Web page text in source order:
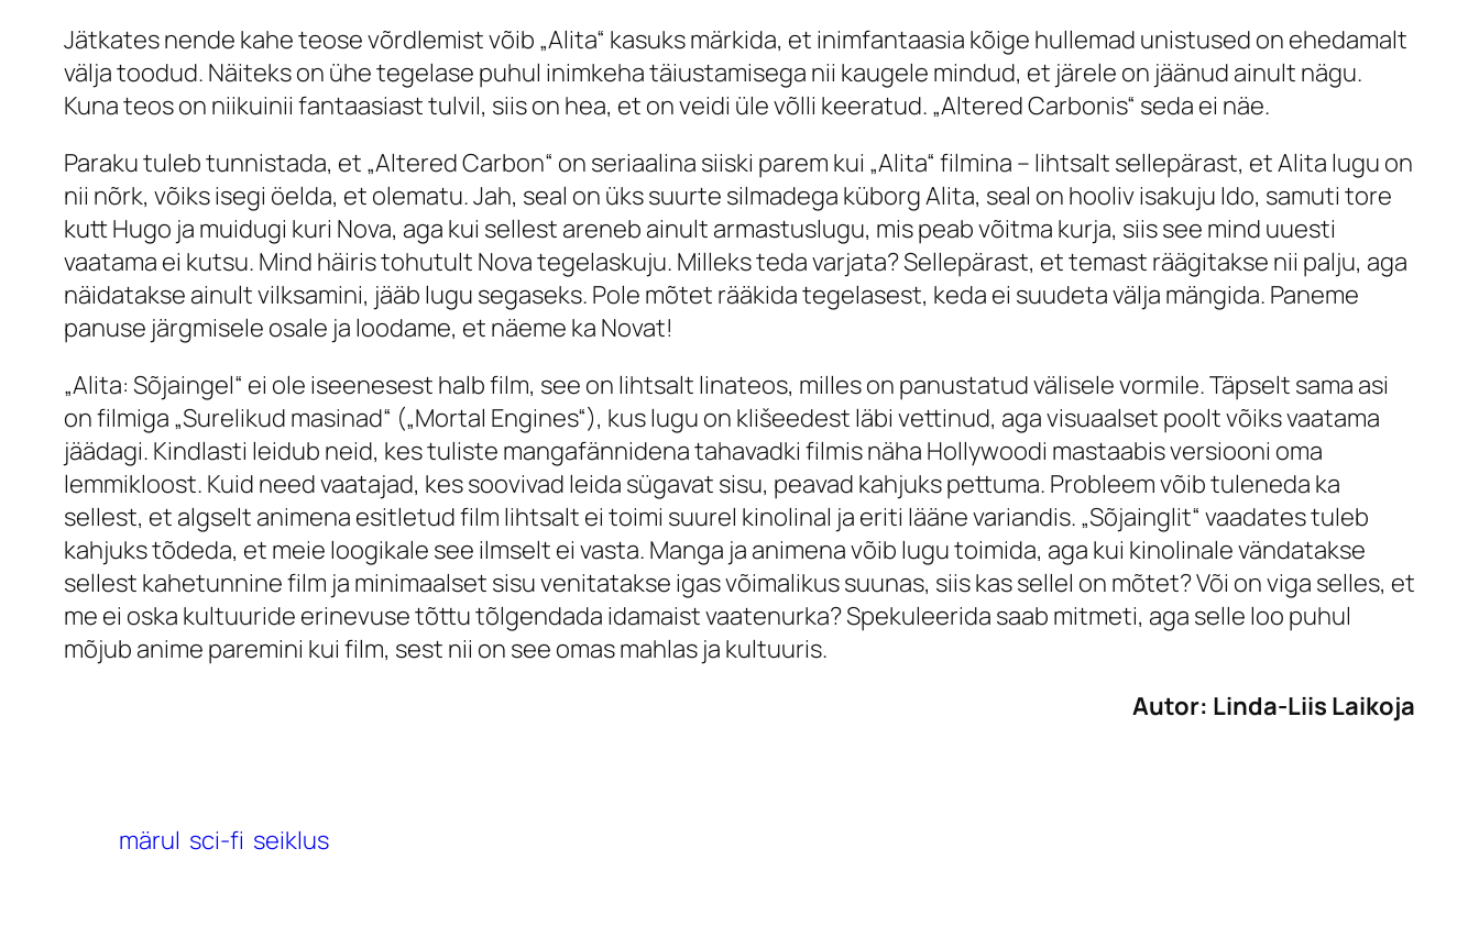
Jätkates nende kahe teose võrdlemist võib „Alita“ kasuks märkida, et inimfantaasia kõige hullemad unistused on ehedamalt
välja toodud. Näiteks on ühe tegelase puhul inimkeha täiustamisega nii kaugele mindud, et järele on jäänud ainult nägu.
Kuna teos on niikuinii fantaasiast tulvil, siis on hea, et on veidi üle võlli keeratud. „Altered Carbonis“ seda ei näe.
Paraku tuleb tunnistada, et „Altered Carbon“ on seriaalina siiski parem kui „Alita“ filmina – lihtsalt sellepärast, et Alita lugu on
nii nõrk, võiks isegi öelda, et olematu. Jah, seal on üks suurte silmadega küborg Alita, seal on hooliv isakuju Ido, samuti tore
kutt Hugo ja muidugi kuri Nova, aga kui sellest areneb ainult armastuslugu, mis peab võitma kurja, siis see mind uuesti
vaatama ei kutsu. Mind häiris tohutult Nova tegelaskuju. Milleks teda varjata? Sellepärast, et temast räägitakse nii palju, aga
näidatakse ainult vilksamini, jääb lugu segaseks. Pole mõtet rääkida tegelasest, keda ei suudeta välja mängida. Paneme
panuse järgmisele osale ja loodame, et näeme ka Novat!
„Alita: Sõjaingel“ ei ole iseenesest halb film, see on lihtsalt linateos, milles on panustatud välisele vormile. Täpselt sama asi
on filmiga „Surelikud masinad“ („Mortal Engines“), kus lugu on klišeedest läbi vettinud, aga visuaalset poolt võiks vaatama
jäädagi. Kindlasti leidub neid, kes tuliste mangafännidena tahavadki filmis näha Hollywoodi mastaabis versiooni oma
lemmikloost. Kuid need vaatajad, kes soovivad leida sügavat sisu, peavad kahjuks pettuma. Probleem võib tuleneda ka
sellest, et algselt animena esitletud film lihtsalt ei toimi suurel kinolinal ja eriti lääne variandis. „Sõjainglit“ vaadates tuleb
kahjuks tõdeda, et meie loogikale see ilmselt ei vasta. Manga ja animena võib lugu toimida, aga kui kinolinale vändatakse
sellest kahetunnine film ja minimaalset sisu venitatakse igas võimalikus suunas, siis kas sellel on mõtet? Või on viga selles, et
me ei oska kultuuride erinevuse tõttu tõlgendada idamaist vaatenurka? Spekuleerida saab mitmeti, aga selle loo puhul
mõjub anime paremini kui film, sest nii on see omas mahlas ja kultuuris.
Autor: Linda-Liis Laikoja
märul sci-fi seiklus